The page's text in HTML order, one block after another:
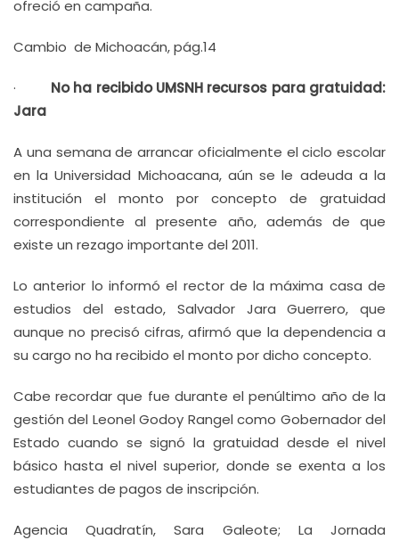
ofreció en campaña.
Cambio de Michoacán, pág.14
· No ha recibido UMSNH recursos para gratuidad:
Jara
A una semana de arrancar oficialmente el ciclo escolar
en la Universidad Michoacana, aún se le adeuda a la
institución el monto por concepto de gratuidad
correspondiente al presente año, además de que
existe un rezago importante del 2011.
Lo anterior lo informó el rector de la máxima casa de
estudios del estado, Salvador Jara Guerrero, que
aunque no precisó cifras, afirmó que la dependencia a
su cargo no ha recibido el monto por dicho concepto.
Cabe recordar que fue durante el penúltimo año de la
gestión del Leonel Godoy Rangel como Gobernador del
Estado cuando se signó la gratuidad desde el nivel
básico hasta el nivel superior, donde se exenta a los
estudiantes de pagos de inscripción.
Agencia Quadratín, Sara Galeote; La Jornada